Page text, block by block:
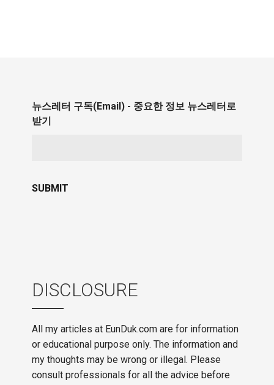
뉴스레터 구독(Email) - 중요한 정보 뉴스레터로
받기
DISCLOSURE
All my articles at EunDuk.com are for information
or educational purpose only. The information and
my thoughts may be wrong or illegal. Please
consult professionals for all the advice before